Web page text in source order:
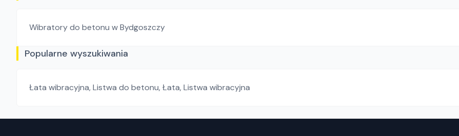
Wibratory do betonu w Bydgoszczy
Popularne wyszukiwania
Łata wibracyjna,Listwa do betonu,Łata,Listwa wibracyjna